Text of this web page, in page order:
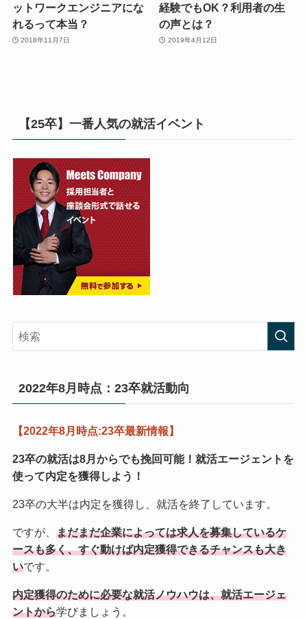
ットワークエンジニアにな
れるって本当？
2018年11月7日
経験でもOK？利用者の生
の声とは？
2019年4月12日
【25卒】一番人気の就活イベント
2022年8月時点：23卒就活動向
【2022年8月時点:23卒最新情報】
23卒の就活は8月からでも挽回可能！ 就活エージェントを
使って内定を獲得しよう！
23卒の大半は内定を獲得し、就活を終了しています。
ですが、 まだまだ企業によっては求人を募集しているケ
ースも多く、すぐ動けば内定獲得できるチャンスも大き
いです。
内定獲得のために必要な就活ノウハウは、就活エージェ
ントから学びましょう。